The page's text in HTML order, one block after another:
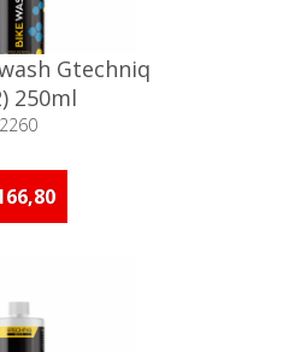
Gtechniq
250ml
5 stuks of